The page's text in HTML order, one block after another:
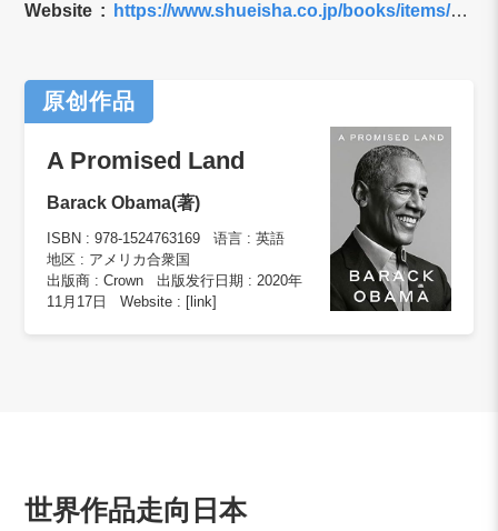
Website https://www.shueisha.co.jp/books/items/contents.html?isbn=978-4-08-786133-4
原创作品
A Promised Land
Barack Obama(著)
ISBN : 978-1524763169语言 : 英語
地区 : アメリカ合衆国
出版商 : Crown 出版发行日期 : 2020年
11月17日Website : [link]
世界作品走向日本